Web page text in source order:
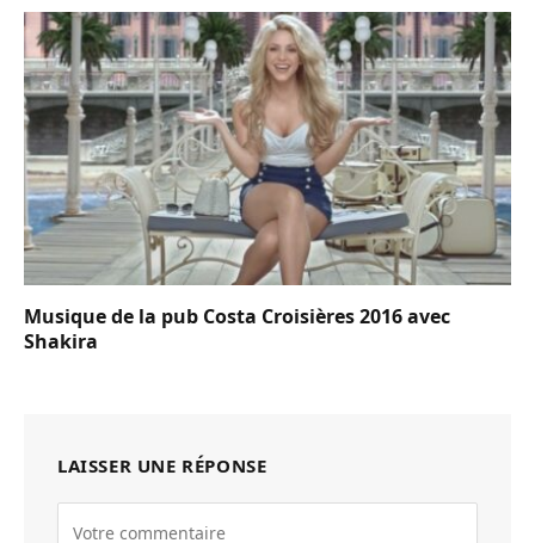
Musique de la pub Costa Croisières 2016 avec
Shakira
LAISSER UNE RÉPONSE